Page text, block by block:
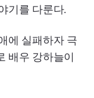
기를 다룬다.
에 실패하자 극
배우 강하늘이